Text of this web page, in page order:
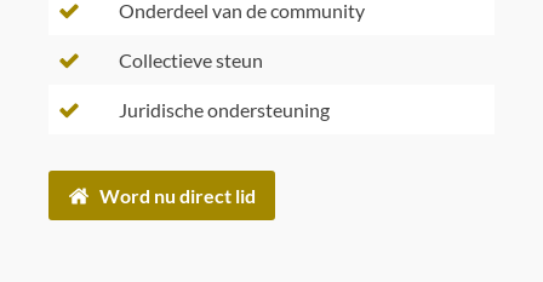
Onderdeel van de community
Collectieve steun
Juridische ondersteuning
Word nu direct lid